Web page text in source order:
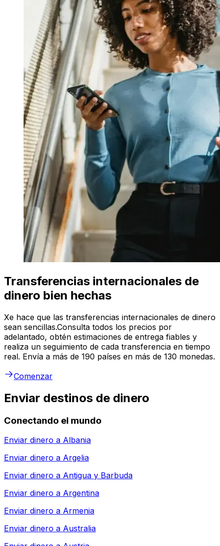
Transferencias internacionales de
dinero bien hechas
Xe hace que las transferencias internacionales de dinero
sean sencillas.Consulta todos los precios por
adelantado, obtén estimaciones de entrega fiables y
realiza un seguimiento de cada transferencia en tiempo
real. Envía a más de 190 países en más de 130 monedas.
Comenzar
Enviar destinos de dinero
Conectando el mundo
Enviar dinero a Albania
Enviar dinero a Argelia
Enviar dinero a Antigua y Barbuda
Enviar dinero a Argentina
Enviar dinero a Armenia
Enviar dinero a Australia